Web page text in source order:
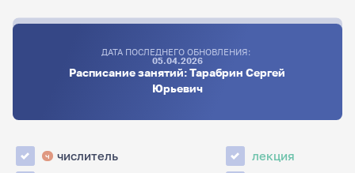
ДАТА ПОСЛЕДНЕГО ОБНОВЛЕНИЯ:
05.04.2026
Расписание занятий: Тарабрин Сергей
Юрьевич
ч числитель
лекция